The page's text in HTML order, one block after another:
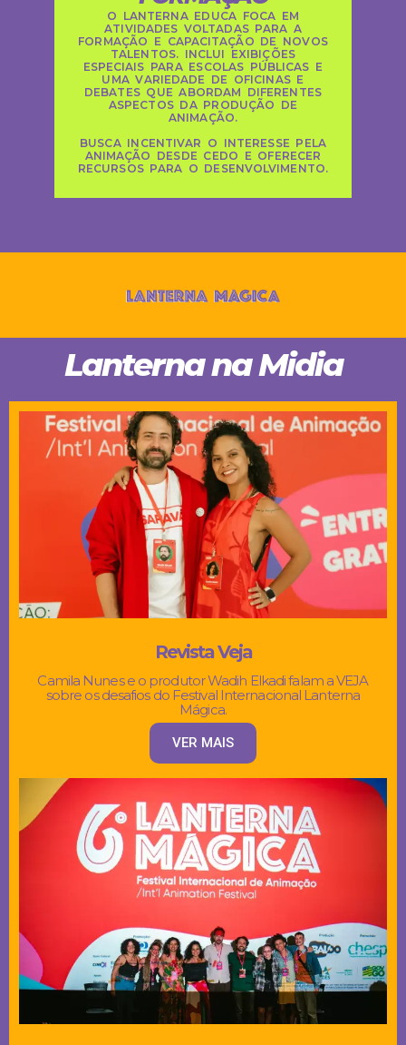
O LANTERNA EDUCA FOCA EM
ATIVIDADES VOLTADAS PARA A
FORMAÇÃO E CAPACITAÇÃO DE NOVOS
TALENTOS. INCLUI EXIBIÇÕES
ESPECIAIS PARA ESCOLAS PÚBLICAS E
UMA VARIEDADE DE OFICINAS E
DEBATES QUE ABORDAM DIFERENTES
ASPECTOS DA PRODUÇÃO DE
ANIMAÇÃO.
BUSCA INCENTIVAR O INTERESSE PELA
ANIMAÇÃO DESDE CEDO E OFERECER
RECURSOS PARA O DESENVOLVIMENTO.
Lanterna na Midia
Revista Veja
Camila Nunes e o produtor Wadih Elkadi falam a VEJA
sobre os desafios do Festival Internacional Lanterna
Mágica.
VER MAIS